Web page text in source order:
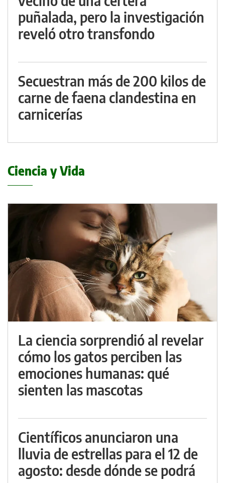
puñalada, pero la investigación
reveló otro transfondo
Secuestran más de 200 kilos de
carne de faena clandestina en
carnicerías
Ciencia y Vida
La ciencia sorprendió al revelar
cómo los gatos perciben las
emociones humanas: qué
sienten las mascotas
Científicos anunciaron una
lluvia de estrellas para el 12 de
agosto: desde dónde se podrá